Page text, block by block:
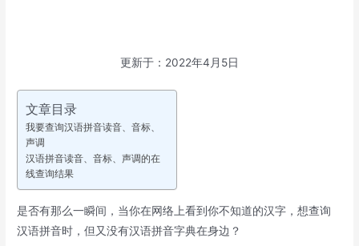
更新于：2022年4月5日
文章目录
我要查询汉语拼音读音、音标、
声调
汉语拼音读音、音标、声调的在
线查询结果
是否有那么一瞬间，当你在网络上看到你不知道的汉字，想查询
汉语拼音时，但又没有汉语拼音字典在身边？